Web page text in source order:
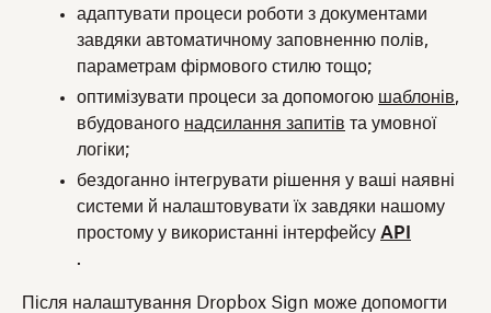
адаптувати процеси роботи з документами
завдяки автоматичному заповненню полів,
параметрам фірмового стилю тощо;
оптимізувати процеси за допомогою шаблонів,
вбудованого надсилання запитів та умовної
логіки;
бездоганно інтегрувати рішення у ваші наявні
системи й налаштовувати їх завдяки нашому
простому у використанні інтерфейсу API
.
Після налаштування Dropbox Sign може допомогти